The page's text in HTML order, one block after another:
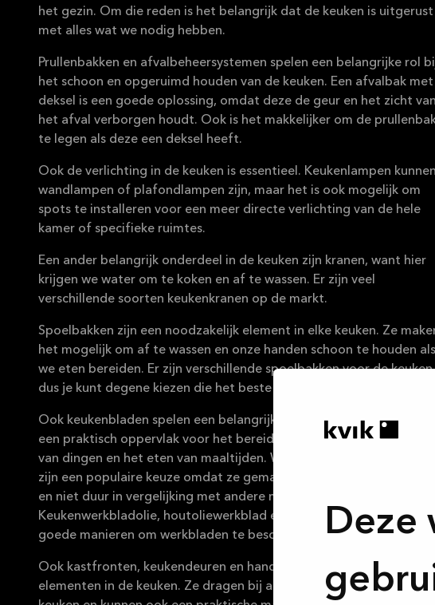
Deze
het gezin. Om die reden is het belangrijk dat de keuken is uitgerust
met alles wat we nodig hebben.
Prullenbakken en afvalbeheersystemen spelen een belangrijke rol
het schoon en opgeruimd houden van de keuken. Een afvalbak met
deksel is een goede oplossing, omdat deze de geur en het zicht van
het afval verborgen houdt. Ook is het makkelijker om de
te legen als deze een deksel heeft.
Ook de verlichting in de keuken is essentieel. Keukenlampen kunnen
wandlampen of plafondlampen zijn, maar het is ook mogelijk om
spots te installeren voor een meer directe verlichting van de hele
kamer of specifieke ruimtes.
Een ander belangrijk onderdeel in de keuken zijn kranen, want hier
krijgen we water om te koken en af ​​te wassen. Er zijn veel
verschillende soorten keukenkranen op de markt.
Spoelbakken zijn een noodzakelijk element in elke keuken. Ze
het mogelijk om af te wassen en onze handen schoon te houden als
we eten bereiden. Er zijn verschillende spoelbakken voor de keuken,
dus je kunt degene kiezen die het beste bij je past.
Ook keukenbladen spelen een belangrijke rol in de keuken. Ze zijn
een praktisch oppervlak voor het bereiden van voedsel, het bewaren
van dingen en het eten van maaltijden. Werkbladen van laminaat
zijn een populaire keuze omdat ze gemakkelijk te onderhouden zijn
en niet duur in vergelijking met andere materialen.
Keukenwerkbladolie, houtoliewerkblad en steenolie zijn allemaal
goede manieren om werkbladen te beschermen en te
Ook kastfronten, keukendeuren en handgrepen zijn noodzakelijke
elementen in de keuken. Ze dragen bij aan de uitstraling van de